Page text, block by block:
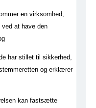
en virksomhed,
at have den
har stillet til sikkerhed,
og erklærer
kan fastsætte